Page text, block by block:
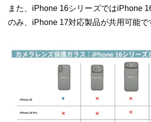
また、iPhone 16シリーズではiPhone
のみ、iPhone 17対応製品が共用可能で